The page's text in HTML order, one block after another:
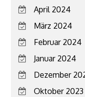
April 2024
März 2024
Februar 2024
Januar 2024
Dezember
Oktober 2023